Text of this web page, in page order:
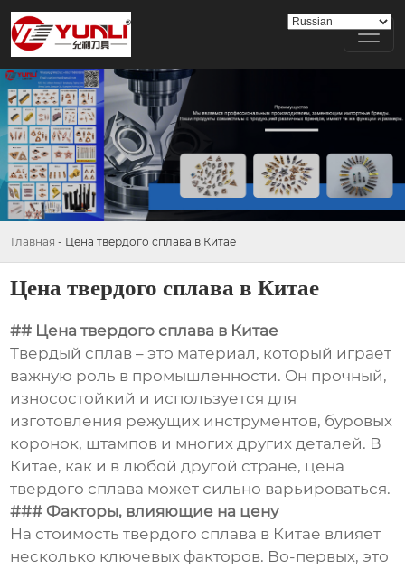
Главная - Цена твердого сплава в Китае
Цена твердого сплава в Китае
## Цена твердого сплава в Китае
Твердый сплав – это материал, который играет
важную роль в промышленности. Он прочный,
износостойкий и используется для
изготовления режущих инструментов, буровых
коронок, штампов и многих других деталей. В
Китае, как и в любой другой стране, цена
твердого сплава может сильно варьироваться.
### Факторы, влияющие на цену
На стоимость твердого сплава в Китае влияет
несколько ключевых факторов. Во-первых, это